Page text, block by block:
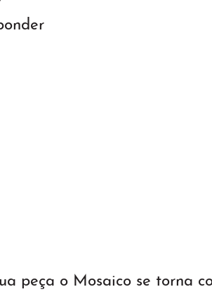
peça o Mosaico se torna